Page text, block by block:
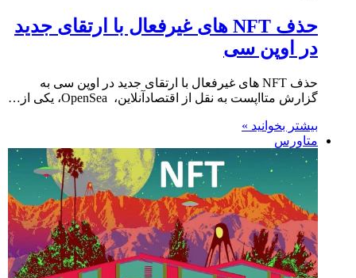
حذف NFT های غیرفعال با ‌ارتقای جدید
در اوپن سی
حذف NFT های غیرفعال با ‌ارتقای جدید در اوپن سی به
گزارش متااپست به نقل از اقتصادآنلاین، OpenSea، یکی از…
بیشتر بخوانید »
متاورس